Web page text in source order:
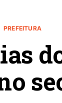
PREFEITURA